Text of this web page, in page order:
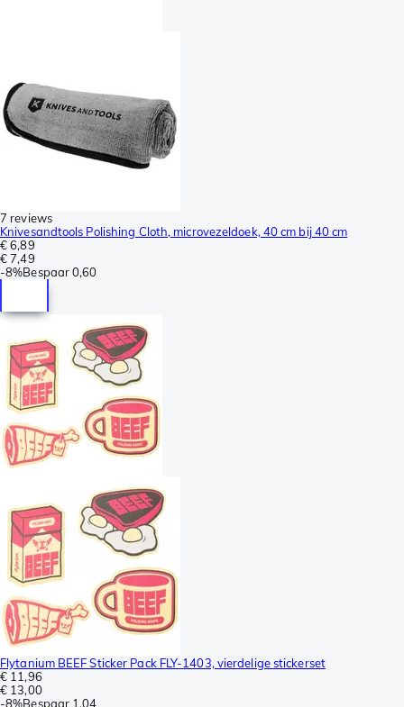
7 reviews
Knivesandtools Polishing Cloth, microvezeldoek, 40 cm bij 40 cm
€ 6,89
€ 7,49
-8%Bespaar0,60
Flytanium BEEF Sticker Pack FLY-1403, vierdelige stickerset
€ 11,96
€ 13,00
-8%Bespaar 1,04